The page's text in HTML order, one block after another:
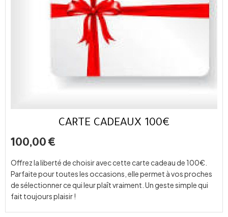
CARTE CADEAUX 100€
Offrez la liberté de choisir avec cette carte cadeau de 100€.
Parfaite pour toutes les occasions, elle permet à vos proches
de sélectionner ce qui leur plaît vraiment. Un geste simple qui
fait toujours plaisir !
100,00 €